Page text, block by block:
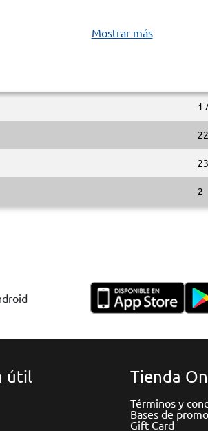
Mostrar más
1
2
útil Tienda
Términos y
Bases de
Gift Card